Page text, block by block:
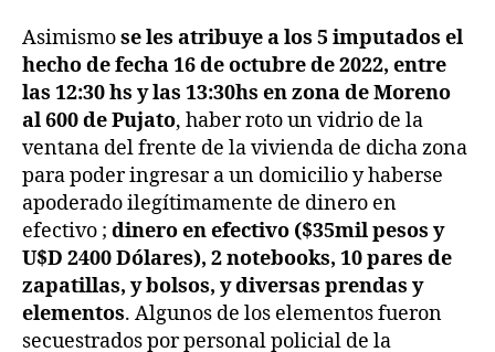
Asimismose les atribuye a los 5 imputados el
hecho de fecha 16 de octubre de 2022, entre
las 12:30 hs y las 13:30hs en zona de Moreno
al 600 de Pujato, haber roto un vidrio de la
ventana del frente de la vivienda de dicha zona
para poder ingresar a un domicilio y haberse
apoderado ilegítimamente de dinero en
efectivo ; dinero en efectivo ($35mil pesos y
U$D 2400 Dólares), 2 notebooks, 10 pares de
zapatillas, y bolsos, y diversas prendas y
elementos. Algunos de los elementos fueron
secuestrados por personal policial de la